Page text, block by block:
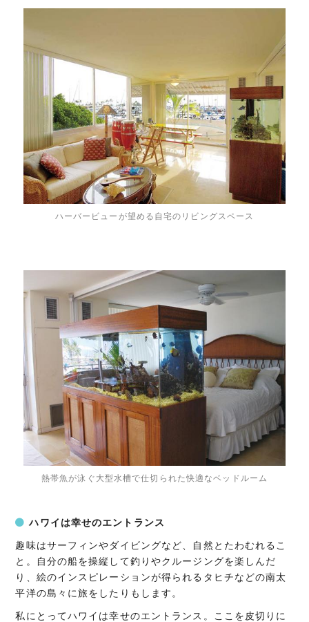
ハーバービューが望める自宅のリビングスペース
熱帯魚が泳ぐ大型水槽で仕切られた快適なベッドルーム
ハワイは幸せのエントランス
趣味はサーフィンやダイビングなど、自然とたわむれるこ
と。自分の船を操縦して釣りやクルージングを楽しんだ
り、絵のインスピレーションが得られるタヒチなどの南太
平洋の島々に旅をしたりもします。
私にとってハワイは幸せのエントランス。ここを皮切りに